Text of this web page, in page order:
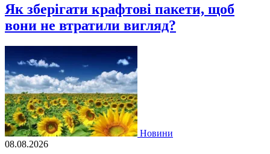
Як зберігати крафтові пакети, щоб
вони не втратили вигляд?
Новини
08.08.2026